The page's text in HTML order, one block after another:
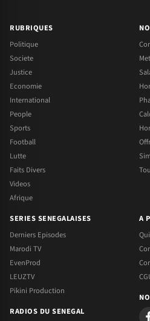
RUBRIQUES
Politique
Societe
Justice
Economie
International
People
Sports
Football
Lutte
Faits Divers
Videos
Afrique
SERIES SENEGALAISES
Derniers Episodes
Marodi TV
EvenProd
LEUZTV
Pikini Production
RADIOS DU SENEGAL
A